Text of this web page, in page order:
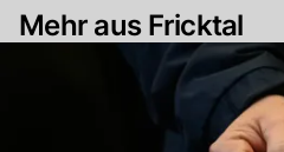
Mehr aus Fricktal